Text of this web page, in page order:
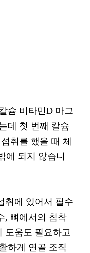
슘 비타민D 마그
데 첫 번째 칼슘
취를 했을 때 체
에 되지 않습니
취에 있어서 필수
, 뼈에서의 침착
도움도 필요하고
하게 연골 조직